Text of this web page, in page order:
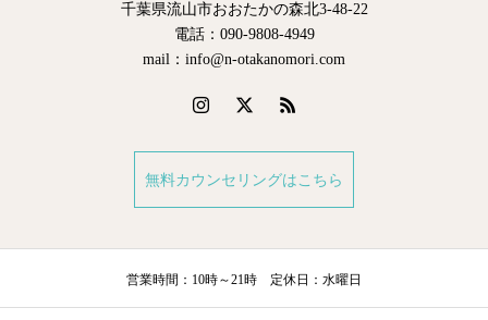
千葉県流山市おおたかの森北3-48-22
電話：090-9808-4949
mail：info@n-otakanomori.com
無料カウンセリングはこちら
営業時間：10時～21時 定休日：水曜日